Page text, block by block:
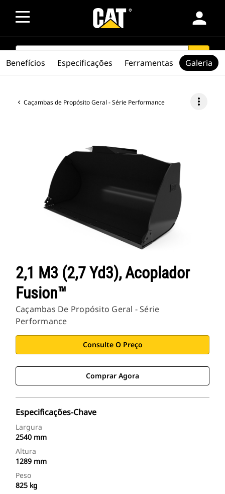
person
SEARCH search
Caçambas de Propósito Geral - Série Performance more_vert
2,1 M3 (2,7 Yd3), Acoplador
Fusion™
Caçambas De Propósito Geral - Série
Performance
Consulte O Preço
Comprar Agora
Especificações-Chave
Largura
2540 mm
Altura
1289 mm
Peso
825 kg
Benefícios Especificações Ferramentas Galeria